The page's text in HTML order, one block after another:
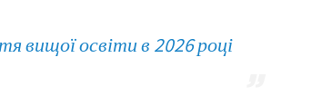
вищої освіти в 2026 році